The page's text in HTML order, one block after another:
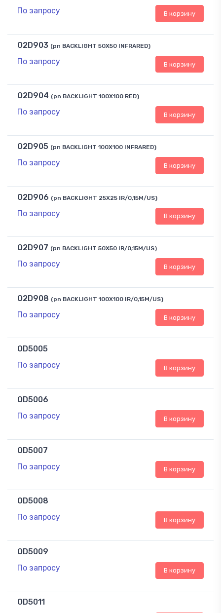
По запросу В корзину
O2D903 (pn BACKLIGHT 50X50 INFRARED)
По запросу В корзину
O2D904 (pn BACKLIGHT 100X100 RED)
По запросу В корзину
O2D905 (pn BACKLIGHT 100X100 INFRARED)
По запросу В корзину
O2D906 (pn BACKLIGHT 25X25 IR/0,15M/US)
По запросу В корзину
O2D907 (pn BACKLIGHT 50X50 IR/0,15M/US)
По запросу В корзину
O2D908 (pn BACKLIGHT 100X100 IR/0,15M/US)
По запросу В корзину
OD5005
По запросу
В корзину
OD5006
По запросу
В корзину
OD5007
По запросу
В корзину
OD5008
По запросу
В корзину
OD5009
По запросу
В корзину
OD5011